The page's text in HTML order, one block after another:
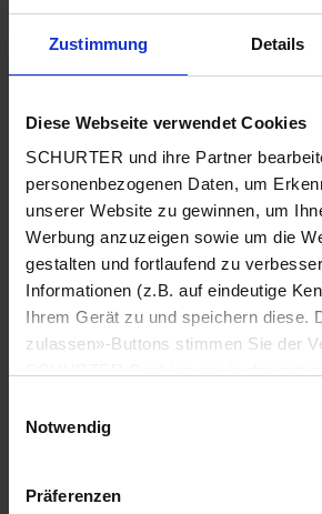
Zustimmung Details
Diese Webseite verwendet Cookies
SCHURTER und ihre Partner
personenbezogenen Daten, um
unserer Website zu gewinnen, um
Werbung anzuzeigen sowie um die
gestalten und fortlaufend zu
Informationen (z.B. auf eindeutige
Ihrem Gerät zu und speichern diese.
zulassen»-Buttons stimmen Sie der
«Cookie-Einstellungen verwalten»
Einstellungen werden unseren
keinen Einfluss auf die
erhalten Sie in unserer
Notwendig
Präferenzen